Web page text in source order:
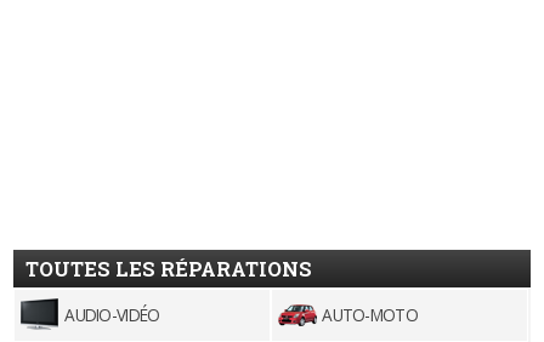
TOUTES LES RÉPARATIONS
AUDIO-VIDÉO AUTO-MOTO